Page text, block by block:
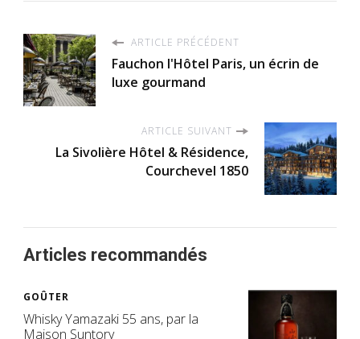
ARTICLE PRÉCÉDENT
Fauchon l'Hôtel Paris, un écrin de
luxe gourmand
ARTICLE SUIVANT
La Sivolière Hôtel & Résidence,
Courchevel 1850
Articles recommandés
GOÛTER
Whisky Yamazaki 55 ans, par la
Maison Suntory